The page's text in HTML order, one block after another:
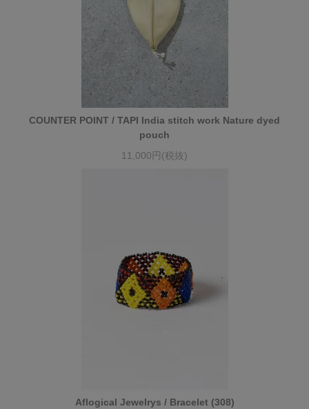
COUNTER POINT / TAPI India stitch work Nature dyed
pouch
11,000円(税抜)
Aflogical Jewelrys / Bracelet (308)